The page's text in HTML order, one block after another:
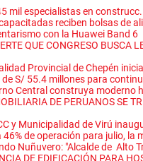
mil especialistas en
reciben bolsas de
con la Huawei Band 6
QUE CONGRESO BUSCA
Provincial de Chepén
S/ 55.4 millones para
Central construya moderno
DE PERUANOS SE
y Municipalidad de Virú
46% de operación para julio, la
Nuñuvero: "Alcalde de Alto
DE EDIFICACIÓN PARA